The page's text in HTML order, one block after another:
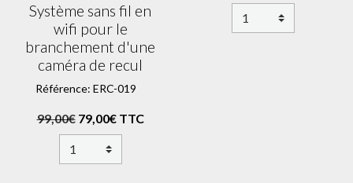
Système sans fil en
wifi pour le
branchement d'une
caméra de recul
Référence: ERC-019
99,00€ 79,00€ TTC